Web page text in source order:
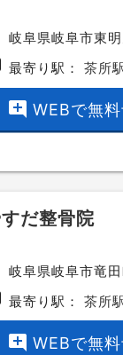
岐阜県岐阜市東
最寄り駅：茶所
add_comment WEBで無
だ整骨院
岐阜県岐阜市竜
最寄り駅：茶所
add_comment WEBで無